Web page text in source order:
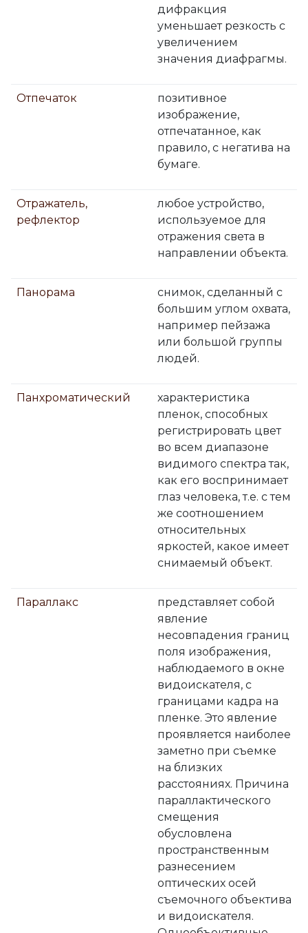
дифракция
уменьшает резкость с
увеличением
значения диафрагмы.
Отпечаток
позитивное
изображение,
отпечатанное, как
правило, с негатива на
бумаге.
Отражатель,
рефлектор
любое устройство,
используемое для
отражения света в
направлении объекта.
Панорама
снимок, сделанный с
большим углом охвата,
например пейзажа
или большой группы
людей.
Панхроматический
характеристика
пленок, способных
регистрировать цвет
во всем диапазоне
видимого спектра так,
как его воспринимает
глаз человека, т.е. с тем
же соотношением
относительных
яркостей, какое имеет
снимаемый объект.
Параллакс
представляет собой
явление
несовпадения границ
поля изображения,
наблюдаемого в окне
видоискателя, с
границами кадра на
пленке. Это явление
проявляется наиболее
заметно при съемке
на близких
расстояниях. Причина
параллактического
смещения
обусловлена
пространственным
разнесением
оптических осей
съемочного объектива
и видоискателя.